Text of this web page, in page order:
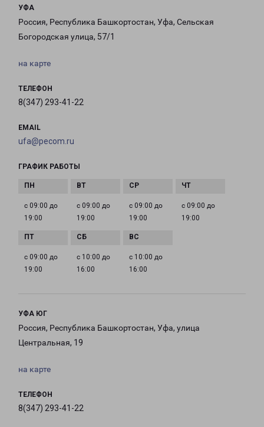
УФА
Россия, Республика Башкортостан, Уфа, Сельская
Богородская улица, 57/1
на карте
ТЕЛЕФОН
8(347) 293-41-22
EMAIL
ufa@pecom.ru
ГРАФИК РАБОТЫ
с 09:00 до
19:00
с 09:00 до
19:00
с 09:00 до
19:00
с 09:00 до
19:00
с 09:00 до
19:00
с 10:00 до
16:00
с 10:00 до
16:00
УФА ЮГ
Россия, Республика Башкортостан, Уфа, улица
Центральная, 19
на карте
ТЕЛЕФОН
8(347) 293-41-22